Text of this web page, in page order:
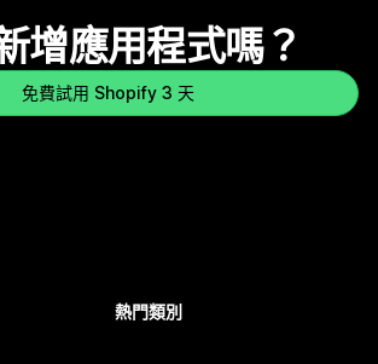
增應用程式嗎？
免費試用 Shopify 3 天
熱門類別